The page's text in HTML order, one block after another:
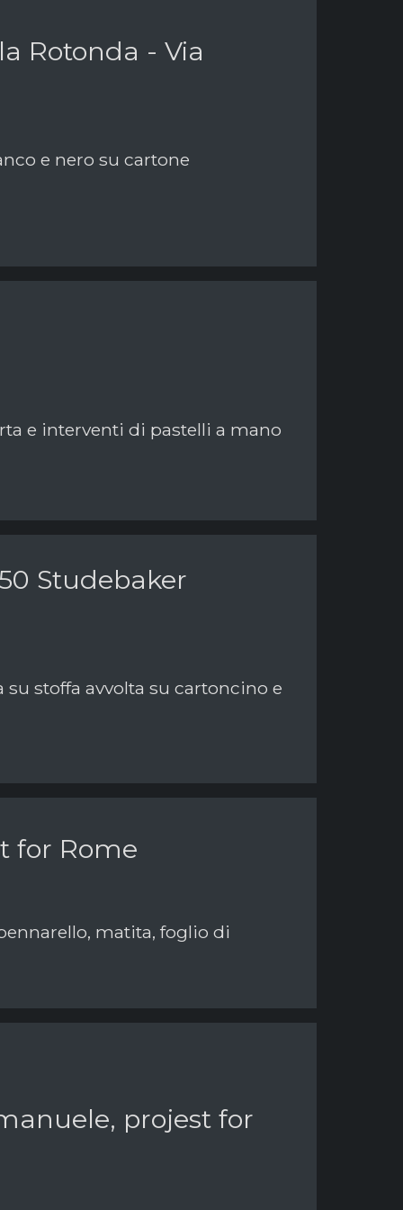
Rotonda - Via
e nero su cartone
e interventi di pastelli a mano
Studebaker
stoffa avvolta su cartoncino e
for Rome
matita, foglio di
projest for